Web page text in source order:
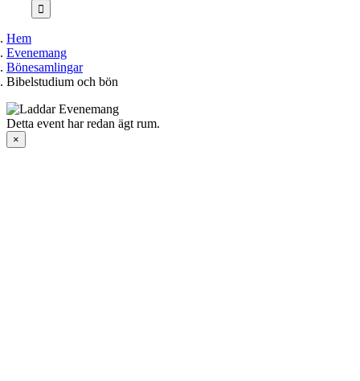
Hem
Evenemang
Bönesamlingar
Bibelstudium och bön
Detta event har redan ägt rum.
×